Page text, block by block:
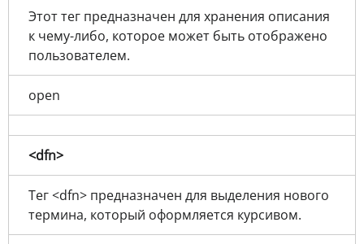
Этот тег предназначен для хранения описания
к чему-либо, которое может быть отображено
пользователем.
open
<dfn>
Тег <dfn> предназначен для выделения нового
термина, который оформляется курсивом.